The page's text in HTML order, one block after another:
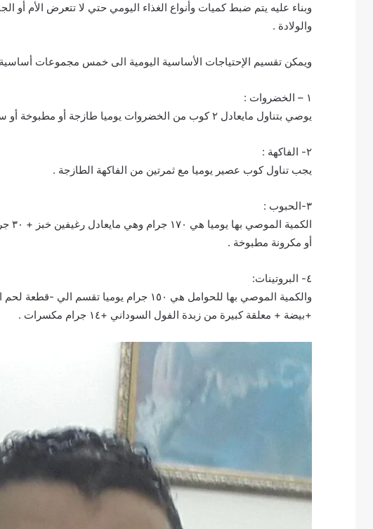
وبناء عليه يتم ضبط كميات وأنواع الغذاء اليومي حتي لا تتعرض الأم أو
والولادة .
ويمكن تقسيم الإحتياجات الأساسية اليومية الى خمس مجموعات
١ – الخضروات :
يوصي بتناول مايعادل ٢ كوب من الخضروات يوميا طازجة أو مطبوخة أو سلطة خضروات .
٢- الفاكهة :
يجب تناول كوب عصير يوميا مع ثمرتين من الفاكهة الطازجة .
٣-الحبوب :
أو مكرونة مطبوخة .
٤- البروتينات:
+بيضة + معلقة كبيرة من زبدة الفول السوداني +١٤ جرام مكسرات .